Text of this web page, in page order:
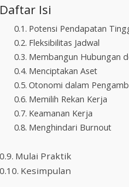
Daftar Isi
Potensi Pendapatan
Fleksibilitas Jadwal
Membangun Hubungan
Menciptakan Aset
Otonomi dalam
Memilih Rekan Kerja
Keamanan Kerja
Menghindari Burnout
Mulai Praktik
Kesimpulan